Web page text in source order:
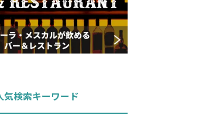
気検索キーワード